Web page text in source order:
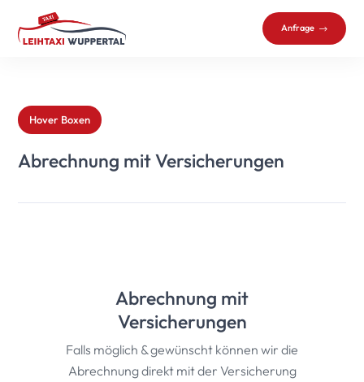
Anfrage
Hover Boxen
Abrechnung mit Versicherungen
Abrechnung mit
Versicherungen
Falls möglich & gewünscht können wir die
Abrechnung direkt mit der Versicherung